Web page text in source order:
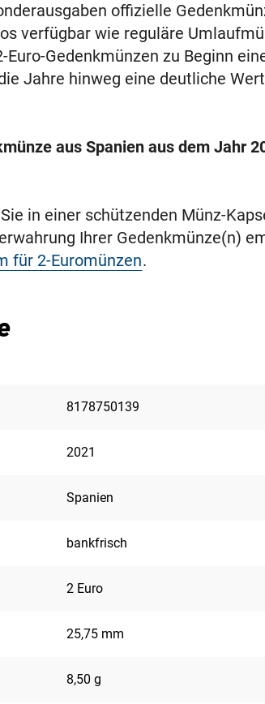
offizielle
verfügbar wie reguläre
Gedenkmünzen zu Beginn
Jahre hinweg eine deutliche
aus Spanien aus dem Jahr
in einer schützenden Münz-
Ihrer Gedenkmünze(n)
für 2-Euromünzen.
8178750139
2021
Spanien
bankfrisch
2 Euro
25,75 mm
8,50 g